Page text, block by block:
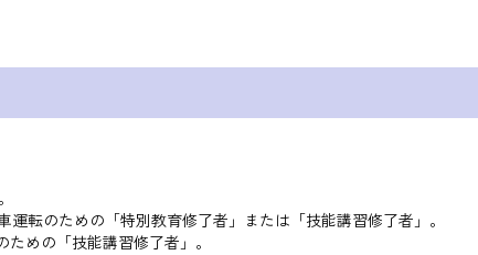
転のための「特別教育修了者」または「技能講習修了者」。
めの「技能講習修了者」。